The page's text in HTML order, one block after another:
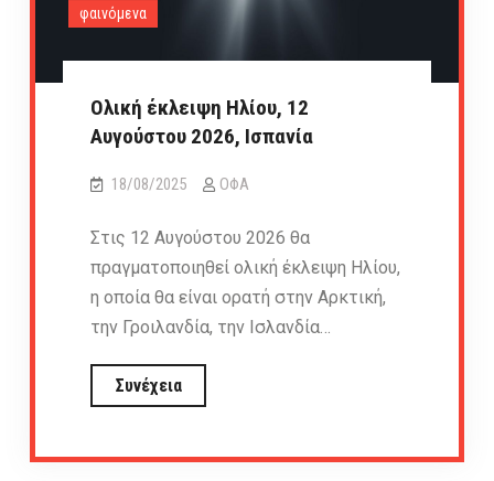
φαινόμενα
Ολική έκλειψη Ηλίου, 12
Αυγούστου 2026, Ισπανία
18/08/2025 ΟΦΑ
Στις 12 Αυγούστου 2026 θα
πραγματοποιηθεί ολική έκλειψη Ηλίου,
η οποία θα είναι ορατή στην Αρκτική,
την Γροιλανδία, την Ισλανδία…
ΣυνέχειαΟλική